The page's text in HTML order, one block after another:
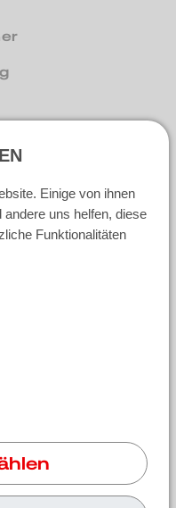
Einige von ihnen
uns helfen, diese
Funktionalitäten